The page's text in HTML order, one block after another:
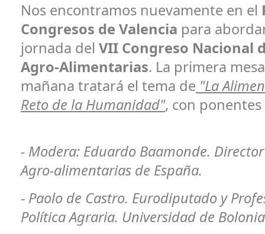
Nos encontramos nuevamente en el
Congresos de Valencia para
jornada del VII Congreso Nacional
Agro-Alimentarias. La primera
mañana tratará el tema de "La
Reto de la Humanidad", con
- Modera: Eduardo Baamonde.
Agro-alimentarias de España.
- Paolo de Castro. Eurodiputado y
Política Agraria. Universidad de